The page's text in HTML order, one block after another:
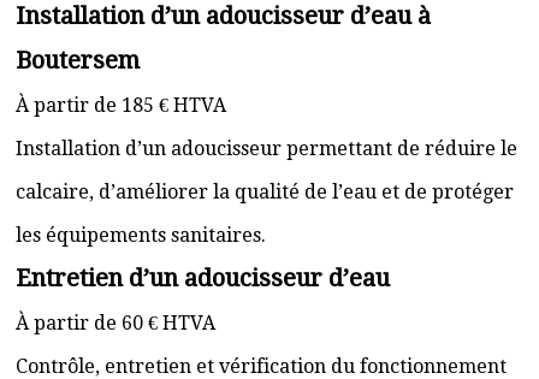
Installation d’un adoucisseur d’eau à
Boutersem
À partir de 185 € HTVA
Installation d’un adoucisseur permettant de réduire le
calcaire, d’améliorer la qualité de l’eau et de protéger
les équipements sanitaires.
Entretien d’un adoucisseur d’eau
À partir de 60 € HTVA
Contrôle, entretien et vérification du fonctionnement